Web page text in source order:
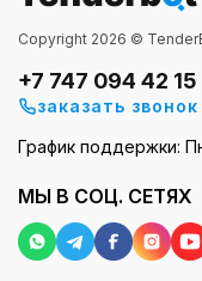
Copyright 2026 ©
+7 747 094 42 15
заказать звонок
График поддержки:
МЫ В СОЦ. СЕТЯХ